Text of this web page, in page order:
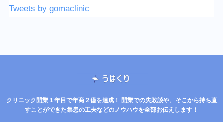
Tweets by gomaclinic
クリニック開業１年目で年商２億を達成！ 開業での失敗談や、そこから持ち直
すことができた集患の工夫などのノウハウを全部お伝えします！